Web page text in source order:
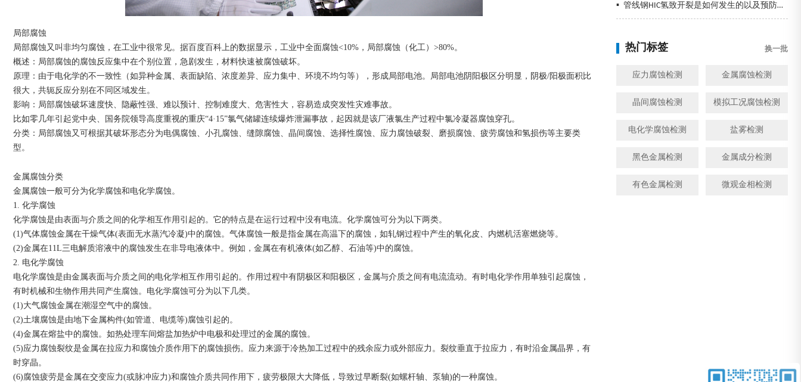
▪ 管线钢HIC氢致开裂是如何发生的以及预防措施
热门标签 换一批
应力腐蚀检测 金属腐蚀检测
晶间腐蚀检测 模拟工况腐蚀检测
电化学腐蚀检测 盐雾检测
黑色金属检测 金属成分检测
有色金属检测 微观金相检测
局部腐蚀
局部腐蚀又叫非均匀腐蚀，在工业中很常见。据百度百科上的数据显示，工业中全面腐蚀<10%，局部腐蚀（化工）>80%。
概述：局部腐蚀的腐蚀反应集中在个别位置，急剧发生，材料快速被腐蚀破坏。
原理：由于电化学的不一致性（如异种金属、表面缺陷、浓度差异、应力集中、环境不均匀等），形成局部电池。局部电池阴阳极区分明显，阴极/阳极面积比
很大，共轭反应分别在不同区域发生。
影响：局部腐蚀破坏速度快、隐蔽性强、难以预计、控制难度大、危害性大，容易造成突发性灾难事故。
比如零几年引起党中央、国务院领导高度重视的重庆“4·15”氯气储罐连续爆炸泄漏事故，起因就是该厂液氯生产过程中氯冷凝器腐蚀穿孔。
分类：局部腐蚀又可根据其破坏形态分为电偶腐蚀、小孔腐蚀、缝隙腐蚀、晶间腐蚀、选择性腐蚀、应力腐蚀破裂、磨损腐蚀、疲劳腐蚀和氢损伤等主要类
型。
金属腐蚀分类
金属腐蚀一般可分为化学腐蚀和电化学腐蚀。
1. 化学腐蚀
化学腐蚀是由表面与介质之间的化学相互作用引起的。它的特点是在运行过程中没有电流。化学腐蚀可分为以下两类。
(1)气体腐蚀金属在干燥气体(表面无水蒸汽冷凝)中的腐蚀。气体腐蚀一般是指金属在高温下的腐蚀，如轧钢过程中产生的氧化皮、内燃机活塞燃烧等。
(2)金属在11L三电解质溶液中的腐蚀发生在非导电液体中。例如，金属在有机液体(如乙醇、石油等)中的腐蚀。
2. 电化学腐蚀
电化学腐蚀是由金属表面与介质之间的电化学相互作用引起的。作用过程中有阴极区和阳极区，金属与介质之间有电流流动。有时电化学作用单独引起腐蚀，
有时机械和生物作用共同产生腐蚀。电化学腐蚀可分为以下几类。
(1)大气腐蚀金属在潮湿空气中的腐蚀。
(2)土壤腐蚀是由地下金属构件(如管道、电缆等)腐蚀引起的。
(4)金属在熔盐中的腐蚀。如热处理车间熔盐加热炉中电极和处理过的金属的腐蚀。
(5)应力腐蚀裂纹是金属在拉应力和腐蚀介质作用下的腐蚀损伤。应力来源于冷热加工过程中的残余应力或外部应力。裂纹垂直于拉应力，有时沿金属晶界，有
时穿晶。
(6)腐蚀疲劳是金属在交变应力(或脉冲应力)和腐蚀介质共同作用下，疲劳极限大大降低，导致过早断裂(如螺杆轴、泵轴)的一种腐蚀。